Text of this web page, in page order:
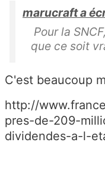
marucraft a
Pour la
que ce soit
C'est beaucoup
http://
pres-de-209-
dividendes-a-l-